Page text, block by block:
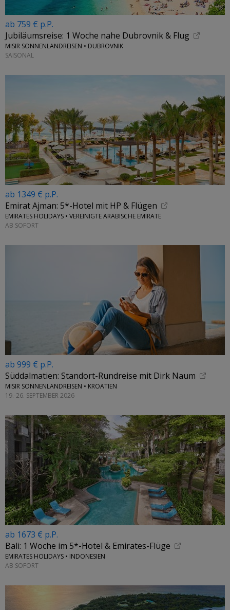
ab 759 € p.P.
Jubiläumsreise: 1 Woche nahe Dubrovnik & Flug
MISIR SONNENLANDREISEN • DUBROVNIK
SAISONAL
ab 1349 € p.P.
Emirat Ajman: 5*-Hotel mit HP & Flügen
EMIRATES HOLIDAYS • VEREINIGTE ARABISCHE EMIRATE
AB SOFORT
ab 999 € p.P.
Süddalmatien: Standort-Rundreise mit Dirk Naum
MISIR SONNENLANDREISEN • KROATIEN
19.-26. SEPTEMBER 2026
ab 1673 € p.P.
Bali: 1 Woche im 5*-Hotel & Emirates-Flüge
EMIRATES HOLIDAYS • INDONESIEN
AB SOFORT